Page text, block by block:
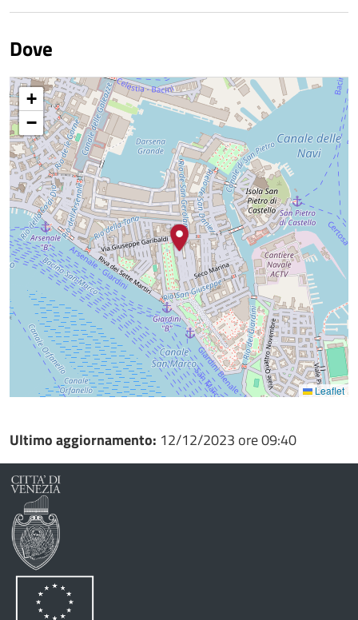
Dove
+
−
Leaflet
Ultimo aggiornamento: 12/12/2023 ore 09:40